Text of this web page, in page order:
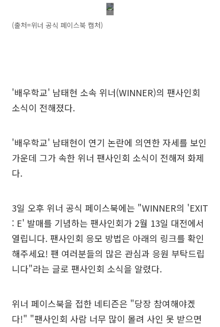
(출처=위너 공식 페이스북 캡처)
'배우학교' 남태현 소속 위너(WINNER)의 팬사인회
소식이 전해졌다.
'배우학교' 남태현이 연기 논란에 의연한 자세를 보인
가운데 그가 속한 위너 팬사인회 소식이 전해져 화제
다.
3일 오후 위너 공식 페이스북에는 "WINNER의 'EXIT
: E' 발매를 기념하는 팬사인회가 2월 13일 대전에서
열립니다. 팬사인회 응모 방법은 아래의 링크를 확인
해주세요! 팬 여러분들의 많은 관심과 응원 부탁드립
니다"라는 글로 팬사인회 소식을 알렸다.
위너 페이스북을 접한 네티즌은 "당장 참여해야겠
다!" "팬사인회 사람 너무 많이 몰려 사인 못 받으면